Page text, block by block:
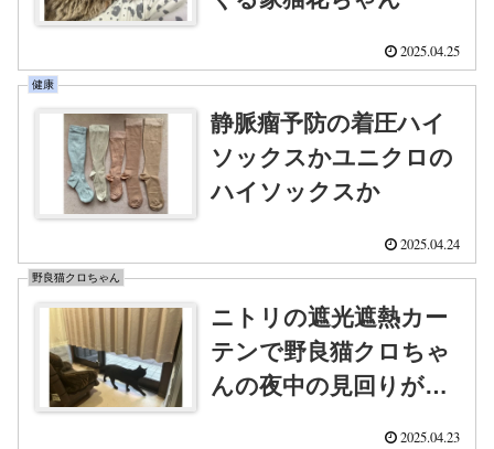
2025.04.25
健康
静脈瘤予防の着圧ハイ
ソックスかユニクロの
ハイソックスか
2025.04.24
野良猫クロちゃん
ニトリの遮光遮熱カー
テンで野良猫クロちゃ
んの夜中の見回りが快
2025.04.23